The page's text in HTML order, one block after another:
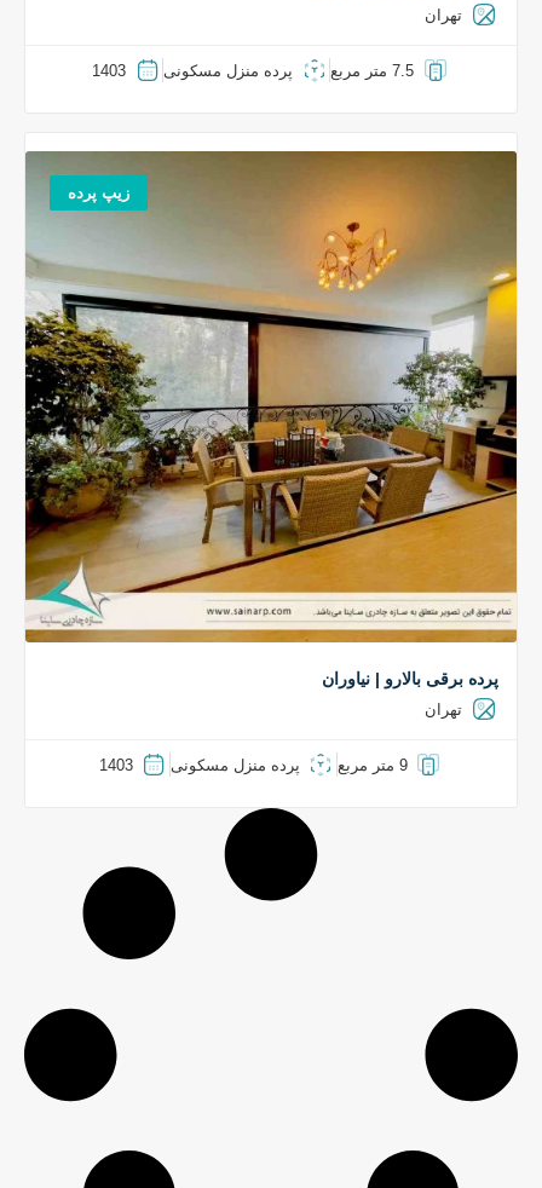
تهران
7.5 متر مربع پرده منزل مسکونی 1403
زیپ پرده
پرده برقی بالارو | نیاوران
تهران
9 متر مربع پرده منزل مسکونی 1403